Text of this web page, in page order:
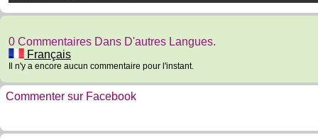
0 Commentaires Dans D'autres Langues.
Français
Il n'y a encore aucun commentaire pour l'instant.
Commenter sur Facebook